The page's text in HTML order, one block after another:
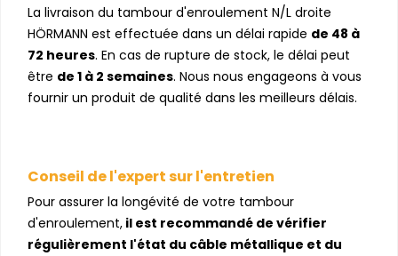
La livraison du tambour d'enroulement N/L droite
HÖRMANN est effectuée dans un délai rapide de 48 à
72 heures. En cas de rupture de stock, le délai peut
être de 1 à 2 semaines. Nous nous engageons à vous
fournir un produit de qualité dans les meilleurs délais.
Conseil de l'expert sur l'entretien
Pour assurer la longévité de votre tambour
d'enroulement, il est recommandé de vérifier
régulièrement l'état du câble métallique et du